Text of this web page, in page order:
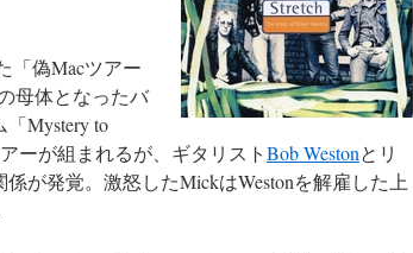
「偽Macツアー
母体となったバ
Mystery to
ーが組まれるが、ギタリストBob Westonとリ
係が発覚。激怒したMickはWestonを解雇した上